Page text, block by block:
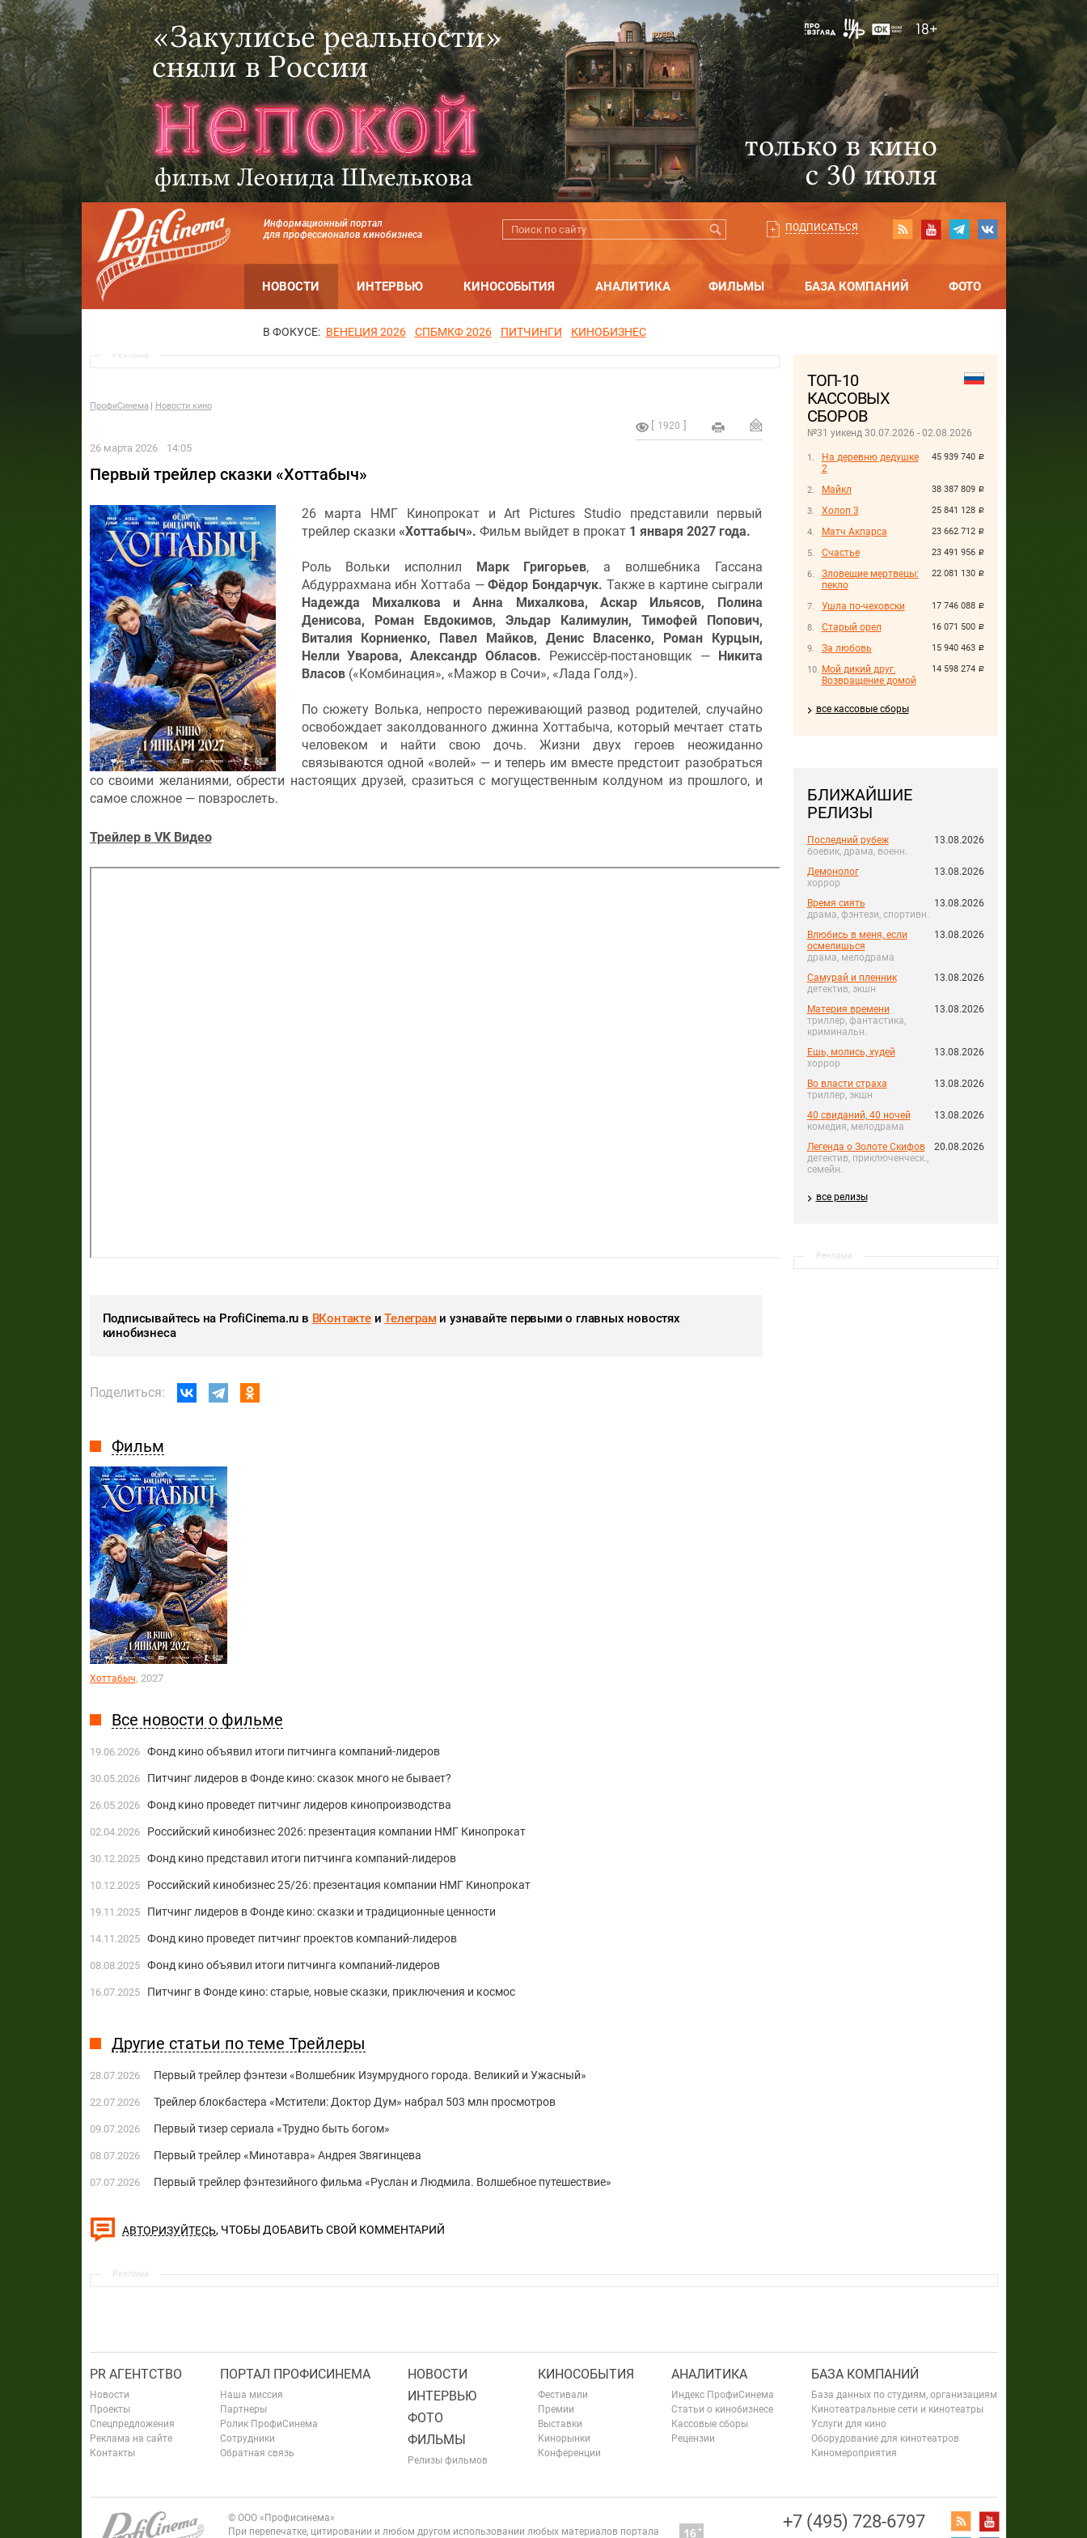
Информационный портал
для профессионалов кинобизнеса
ПОДПИСАТЬСЯ
НОВОСТИ ИНТЕРВЬЮ КИНОСОБЫТИЯ АНАЛИТИКА ФИЛЬМЫ БАЗА КОМПАНИЙ ФОТО
В ФОКУСЕ: ВЕНЕЦИЯ 2026 СПБМКФ 2026 ПИТЧИНГИ КИНОБИЗНЕС
ТОП-10
КАССОВЫХ
СБОРОВ
№31 уикенд 30.07.2026 - 02.08.2026
45 939 740 руб.
На деревню дедушке
2
38 387 809 руб.
Майкл
25 841 128 руб.
Холоп 3
23 662 712 руб.
Матч Акпарса
23 491 956 руб.
Счастье
22 081 130 руб.
Зловещие мертвецы:
пекло
17 746 088 руб.
Ушла по-чеховски
16 071 500 руб.
Старый орел
15 940 463 руб.
За любовь
14 598 274 руб.
Мой дикий друг.
Возвращение домой
все кассовые сборы
БЛИЖАЙШИЕ
РЕЛИЗЫ
Последний рубеж
боевик, драма, военн.
13.08.2026
Демонолог
хоррор
13.08.2026
Время сиять
драма, фэнтези, спортивн.
13.08.2026
Влюбись в меня, если
осмелишься
драма, мелодрама
13.08.2026
Самурай и пленник
детектив, экшн
13.08.2026
Материя времени
триллер, фантастика,
криминальн.
13.08.2026
Ешь, молись, худей
хоррор
13.08.2026
Во власти страха
триллер, экшн
13.08.2026
40 свиданий, 40 ночей
комедия, мелодрама
13.08.2026
Легенда о Золоте Скифов
детектив, приключенческ.,
семейн.
20.08.2026
все релизы
Реклама
Реклама
ПрофиСинема Новости кино
1920
26 марта 2026 14:05
Первый трейлер сказки «Хоттабыч»
26 марта НМГ Кинопрокат и Art Pictures Studio представили первый
трейлер сказки «Хоттабыч». Фильм выйдет в прокат1 января 2027 года.
Роль Вольки исполнил Марк Григорьев, а волшебника Гассана
Абдуррахмана ибн Хоттаба —Фёдор Бондарчук. Также в картине сыграли
Надежда Михалкова и Анна Михалкова, Аскар Ильясов, Полина
Денисова, Роман Евдокимов, Эльдар Калимулин, Тимофей Попович,
Виталия Корниенко, Павел Майков, Денис Власенко, Роман Курцын,
Нелли Уварова, Александр Обласов. Режиссёр-постановщик — Никита
Власов(«Комбинация», «Мажор в Сочи», «Лада Голд»).
По сюжету Волька, непросто переживающий развод родителей, случайно
освобождает заколдованного джинна Хоттабыча, который мечтает стать
человеком и найти свою дочь. Жизни двух героев неожиданно
связываются одной «волей» — и теперь им вместе предстоит разобраться
со своими желаниями, обрести настоящих друзей, сразиться с могущественным колдуном из прошлого, и
самое сложное — повзрослеть.
Трейлер в VK Видео
Подписывайтесь на ProfiCinema.ru в ВКонтактеиТелеграми узнавайте первыми о главных новостях
кинобизнеса
Поделиться:
Фильм
Хоттабыч, 2027
Все новости о фильме
19.06.2026 Фонд кино объявил итоги питчинга компаний-лидеров
30.05.2026 Питчинг лидеров в Фонде кино: сказок много не бывает?
26.05.2026 Фонд кино проведет питчинг лидеров кинопроизводства
02.04.2026 Российский кинобизнес 2026: презентация компании НМГ Кинопрокат
30.12.2025 Фонд кино представил итоги питчинга компаний-лидеров
10.12.2025 Российский кинобизнес 25/26: презентация компании НМГ Кинопрокат
19.11.2025 Питчинг лидеров в Фонде кино: сказки и традиционные ценности
14.11.2025 Фонд кино проведет питчинг проектов компаний-лидеров
08.08.2025 Фонд кино объявил итоги питчинга компаний-лидеров
16.07.2025 Питчинг в Фонде кино: старые, новые сказки, приключения и космос
Другие статьи по теме Трейлеры
28.07.2026 Первый трейлер фэнтези «Волшебник Изумрудного города. Великий и Ужасный»
22.07.2026 Трейлер блокбастера «Мстители: Доктор Дум» набрал 503 млн просмотров
09.07.2026 Первый тизер сериала «Трудно быть богом»
08.07.2026 Первый трейлер «Минотавра» Андрея Звягинцева
07.07.2026 Первый трейлер фэнтезийного фильма «Руслан и Людмила. Волшебное путешествие»
АВТОРИЗУЙТЕСЬ, ЧТОБЫ ДОБАВИТЬ СВОЙ КОММЕНТАРИЙ
Реклама
PR АГЕНТСТВО
Новости
Проекты
Спецпредложения
Реклама на сайте
Контакты
ПОРТАЛ ПРОФИСИНЕМА
Наша миссия
Партнеры
Ролик ПрофиСинема
Сотрудники
Обратная связь
НОВОСТИ
ИНТЕРВЬЮ
ФОТО
ФИЛЬМЫ
Релизы фильмов
КИНОСОБЫТИЯ
Фестивали
Премии
Выставки
Кинорынки
Конференции
АНАЛИТИКА
Индекс ПрофиСинема
Статьи о кинобизнесе
Кассовые сборы
Рецензии
БАЗА КОМПАНИЙ
База данных по студиям, организациям
Кинотеатральные сети и кинотеатры
Услуги для кино
Оборудование для кинотеатров
Киномероприятия
+7 (495) 728-6797
© ООО «Профисинема»
При перепечатке, цитировании и любом другом использовании любых материалов портала